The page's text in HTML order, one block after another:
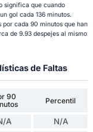
significa que cuando
gol cada 136 minutos.
por cada 90 minutos que han
de 9.93 despejes al mismo
de Faltas
90
Percentil
A N/A